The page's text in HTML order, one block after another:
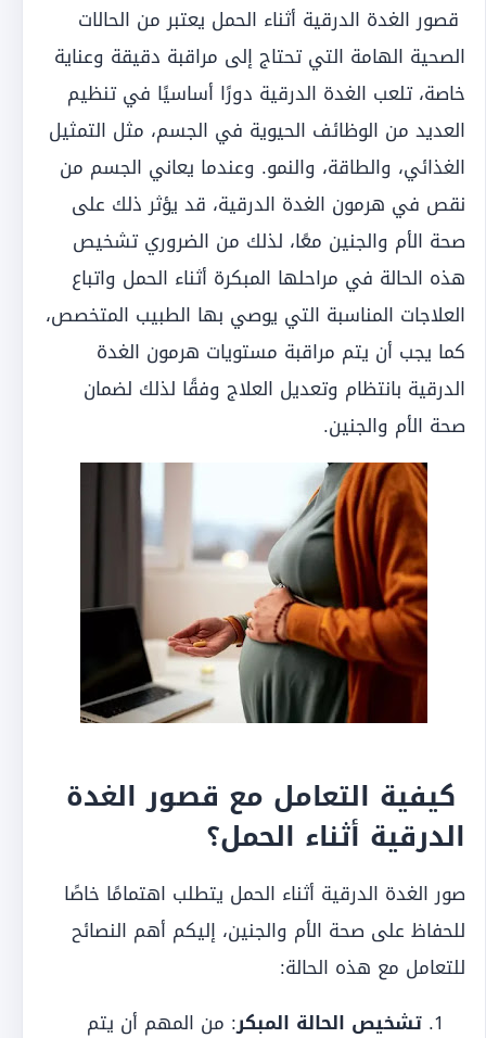
قصور الغدة الدرقية أثناء الحمل يعتبر من الحالات
الصحية الهامة التي تحتاج إلى مراقبة دقيقة وعناية
خاصة، تلعب الغدة الدرقية دورًا أساسيًا في تنظيم
العديد من الوظائف الحيوية في الجسم، مثل التمثيل
الغذائي، والطاقة، والنمو. وعندما يعاني الجسم من
نقص في هرمون الغدة الدرقية، قد يؤثر ذلك على
صحة الأم والجنين معًا، لذلك من الضروري تشخيص
هذه الحالة في مراحلها المبكرة أثناء الحمل واتباع
العلاجات المناسبة التي يوصي بها الطبيب المتخصص،
كما يجب أن يتم مراقبة مستويات هرمون الغدة
الدرقية بانتظام وتعديل العلاج وفقًا لذلك لضمان
صحة الأم والجنين.
كيفية التعامل مع قصور الغدة
الدرقية أثناء الحمل؟
صور الغدة الدرقية أثناء الحمل يتطلب اهتمامًا خاصًا
للحفاظ على صحة الأم والجنين، إليكم أهم النصائح
للتعامل مع هذه الحالة:
تشخيص الحالة المبكر: من المهم أن يتم